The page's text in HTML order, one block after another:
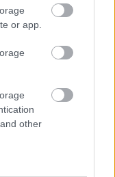
or app.
other